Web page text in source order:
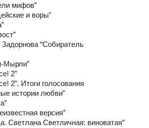
мифов”
и воры”
“Собиратель
Мырли”
2”
2”. Итоги голосования
истории любви”
версия”
Светлана Светличная: виноватая”